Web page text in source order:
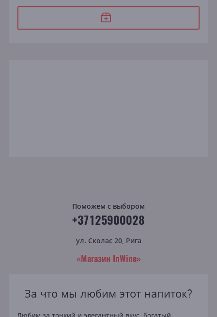
Поможем с выбором
+37125900028
ул. Сколас 20, Рига
«Магазин InWine»
За что мы любим этот напиток?